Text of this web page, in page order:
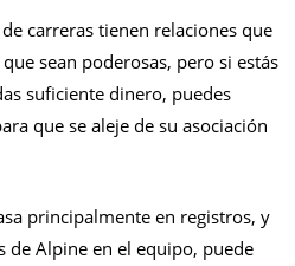
carreras tienen relaciones que
sean poderosas, pero si estás
suficiente dinero, puedes
que se aleje de su asociación
principalmente en registros, y
de Alpine en el equipo, puede